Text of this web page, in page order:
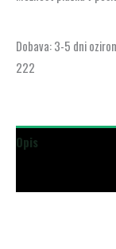
Dobava: 3-5 dni
222
Opis